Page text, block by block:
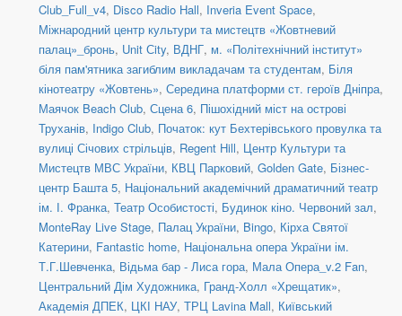
Club_Full_v4, Disco Radio Hall, Inveria Event Space,
Міжнародний центр культури та мистецтв «Жовтневий
палац»_бронь, Unit Сity, ВДНГ, м. «Політехнічний інститут»
біля пам'ятника загиблим викладачам та студентам, Біля
кінотеатру «Жовтень», Середина платформи ст. героїв Дніпра,
Маячок Beach Club, Сцена 6, Пішохідний міст на острові
Труханів, Indigo Club, Початок: кут Бехтерівського провулка та
вулиці Січових стрільців, Regent Hill, Центр Культури та
Мистецтв МВС України, КВЦ Парковий, Golden Gate, Бізнес-
центр Башта 5, Національний академічний драматичний театр
ім. І. Франка, Театр Особистості, Будинок кіно. Червоний зал,
MonteRay Live Stage, Палац України, Bingo, Кірха Святої
Катерини, Fantastic home, Національна опера України ім.
Т.Г.Шевченка, Відьма бар - Лиса гора, Мала Опера_v.2 Fan,
Центральний Дім Художника, Гранд-Холл «Хрещатик»,
Академія ДПЕК, ЦКІ НАУ, ТРЦ Lavina Mall, Київський